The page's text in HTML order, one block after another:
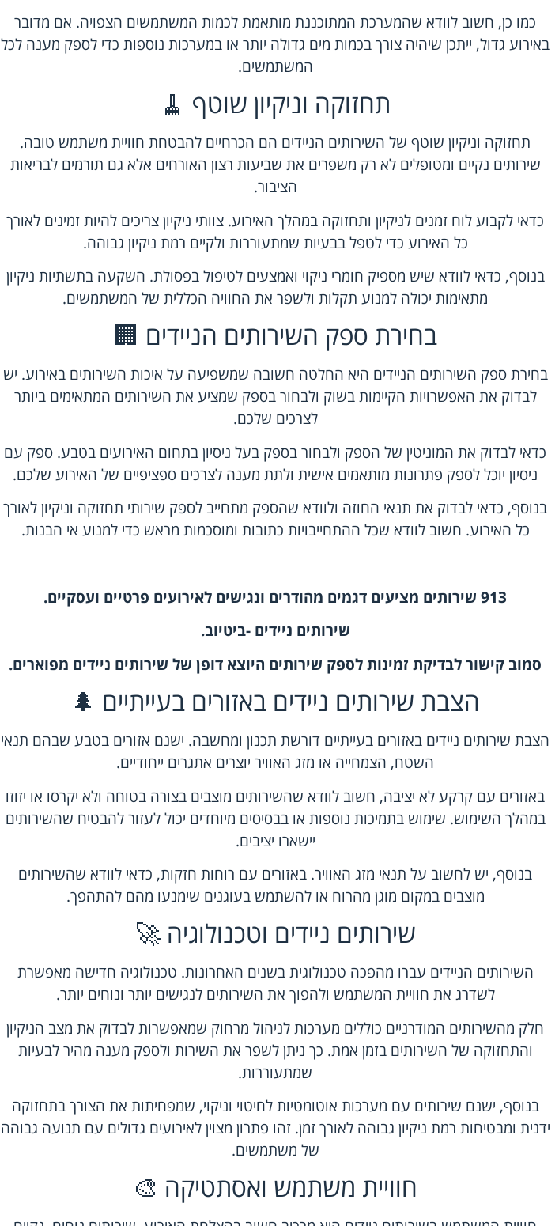
כמו כן, חשוב לוודא שהמערכת המתוכננת מותאמת לכמות המשתמשים הצפויה. אם מדובר
באירוע גדול, ייתכן שיהיה צורך בכמות מים גדולה יותר או במערכות נוספות כדי לספק מענה לכל
המשתמשים.
תחזוקה וניקיון שוטף 🧹
תחזוקה וניקיון שוטף של השירותים הניידים הם הכרחיים להבטחת חוויית משתמש טובה.
שירותים נקיים ומטופלים לא רק משפרים את שביעות רצון האורחים אלא גם תורמים לבריאות
הציבור.
כדאי לקבוע לוח זמנים לניקיון ותחזוקה במהלך האירוע. צוותי ניקיון צריכים להיות זמינים לאורך
כל האירוע כדי לטפל בבעיות שמתעוררות ולקיים רמת ניקיון גבוהה.
בנוסף, כדאי לוודא שיש מספיק חומרי ניקוי ואמצעים לטיפול בפסולת. השקעה בתשתיות ניקיון
מתאימות יכולה למנוע תקלות ולשפר את החוויה הכללית של המשתמשים.
בחירת ספק השירותים הניידים 🏢
בחירת ספק השירותים הניידים היא החלטה חשובה שמשפיעה על איכות השירותים באירוע. יש
לבדוק את האפשרויות הקיימות בשוק ולבחור בספק שמציע את השירותים המתאימים ביותר
לצרכים שלכם.
כדאי לבדוק את המוניטין של הספק ולבחור בספק בעל ניסיון בתחום האירועים בטבע. ספק עם
ניסיון יוכל לספק פתרונות מותאמים אישית ולתת מענה לצרכים ספציפיים של האירוע שלכם.
בנוסף, כדאי לבדוק את תנאי החוזה ולוודא שהספק מתחייב לספק שירותי תחזוקה וניקיון לאורך
כל האירוע. חשוב לוודא שכל ההתחייבויות כתובות ומוסכמות מראש כדי למנוע אי הבנות.
913 שירותים מציעים דגמים מהודרים ונגישים לאירועים פרטיים ועסקיים.
שירותים ניידים -ביטיוב.
סמוב קישור לבדיקת זמינות לספק שירותים היוצא דופן של שירותים ניידים מפוארים.
הצבת שירותים ניידים באזורים בעייתיים 🌲
הצבת שירותים ניידים באזורים בעייתיים דורשת תכנון ומחשבה. ישנם אזורים בטבע שבהם תנאי
השטח, הצמחייה או מזג האוויר יוצרים אתגרים ייחודיים.
באזורים עם קרקע לא יציבה, חשוב לוודא שהשירותים מוצבים בצורה בטוחה ולא יקרסו או יזוזו
במהלך השימוש. שימוש בתמיכות נוספות או בבסיסים מיוחדים יכול לעזור להבטיח שהשירותים
יישארו יציבים.
בנוסף, יש לחשוב על תנאי מזג האוויר. באזורים עם רוחות חזקות, כדאי לוודא שהשירותים
מוצבים במקום מוגן מהרוח או להשתמש בעוגנים שימנעו מהם להתהפך.
שירותים ניידים וטכנולוגיה 🚀
השירותים הניידים עברו מהפכה טכנולוגית בשנים האחרונות. טכנולוגיה חדישה מאפשרת
לשדרג את חוויית המשתמש ולהפוך את השירותים לנגישים יותר ונוחים יותר.
חלק מהשירותים המודרניים כוללים מערכות לניהול מרחוק שמאפשרות לבדוק את מצב הניקיון
והתחזוקה של השירותים בזמן אמת. כך ניתן לשפר את השירות ולספק מענה מהיר לבעיות
שמתעוררות.
בנוסף, ישנם שירותים עם מערכות אוטומטיות לחיטוי וניקוי, שמפחיתות את הצורך בתחזוקה
ידנית ומבטיחות רמת ניקיון גבוהה לאורך זמן. זהו פתרון מצוין לאירועים גדולים עם תנועה גבוהה
של משתמשים.
חוויית משתמש ואסתטיקה 🎨